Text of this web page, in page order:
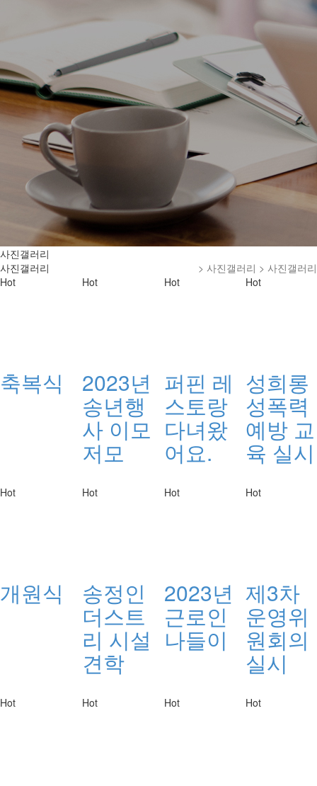
사진갤러리
> 사진갤러리 > 사진갤러리
사진갤러리
Hot
축복식
Hot
2023년
송년행
사 이모
저모
Hot
퍼핀 레
스토랑
다녀왔
어요.
Hot
성희롱
성폭력
예방 교
육 실시
Hot
개원식
Hot
송정인
더스트
리 시설
견학
Hot
2023년
근로인
나들이
Hot
제3차
운영위
원회의
실시
Hot Hot Hot Hot